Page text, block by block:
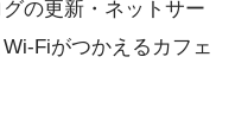
の更新・ネットサー
Fiがつかえるカフェ